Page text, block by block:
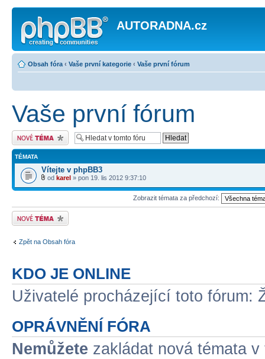
AUTORADNA.cz
Obsah fóra ‹ Vaše první kategorie ‹ Vaše první fórum
Vaše první fórum
Odeslat nové téma
TÉMATA
Vítejte v phpBB3
od karel » pon 19. lis 2012 9:37:10
Zobrazit témata za předchozí:
Odeslat nové téma
Zpět na Obsah fóra
KDO JE ONLINE
Uživatelé procházející toto fórum:
OPRÁVNĚNÍ FÓRA
Nemůžete zakládat nová témata v